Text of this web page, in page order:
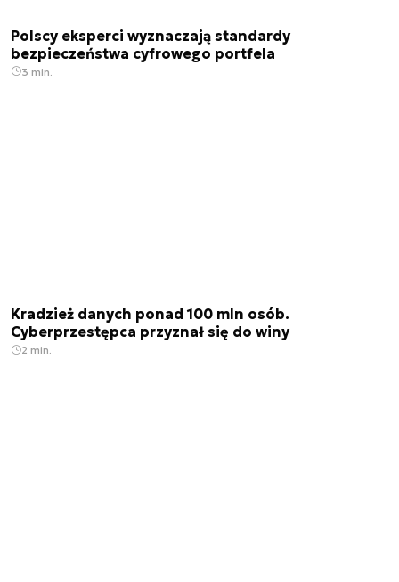
Polscy eksperci wyznaczają standardy
bezpieczeństwa cyfrowego portfela
3 min.
Kradzież danych ponad 100 mln osób.
Cyberprzestępca przyznał się do winy
2 min.